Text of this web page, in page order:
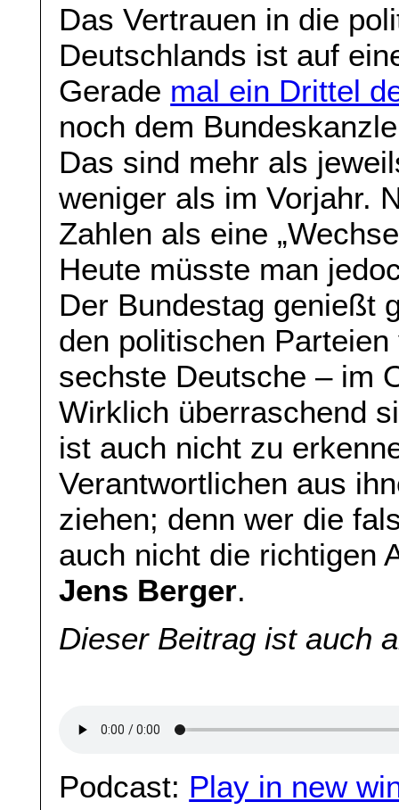
Das Vertrauen in die
Deutschlands ist auf
Gerade mal ein Drittel
noch dem
Das sind mehr als
weniger als im Vorjahr.
Zahlen als eine
Heute müsste man
Der Bundestag genießt
den politischen
sechste Deutsche – im
Wirklich überraschend
ist auch nicht zu
Verantwortlichen aus
ziehen; denn wer die
auch nicht die richtigen
Jens Berger.
Dieser Beitrag ist auch
Podcast: Play in new